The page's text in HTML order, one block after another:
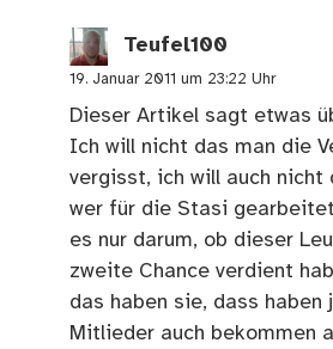
Teufel100
19. Januar 2011 um 23:22 Uhr
Dieser Artikel sagt etwas
Ich will nicht das man die
vergisst, ich will auch nicht
wer für die Stasi
es nur darum, ob dieser
zweite Chance verdient
das haben sie, dass haben
Mitlieder auch bekommen